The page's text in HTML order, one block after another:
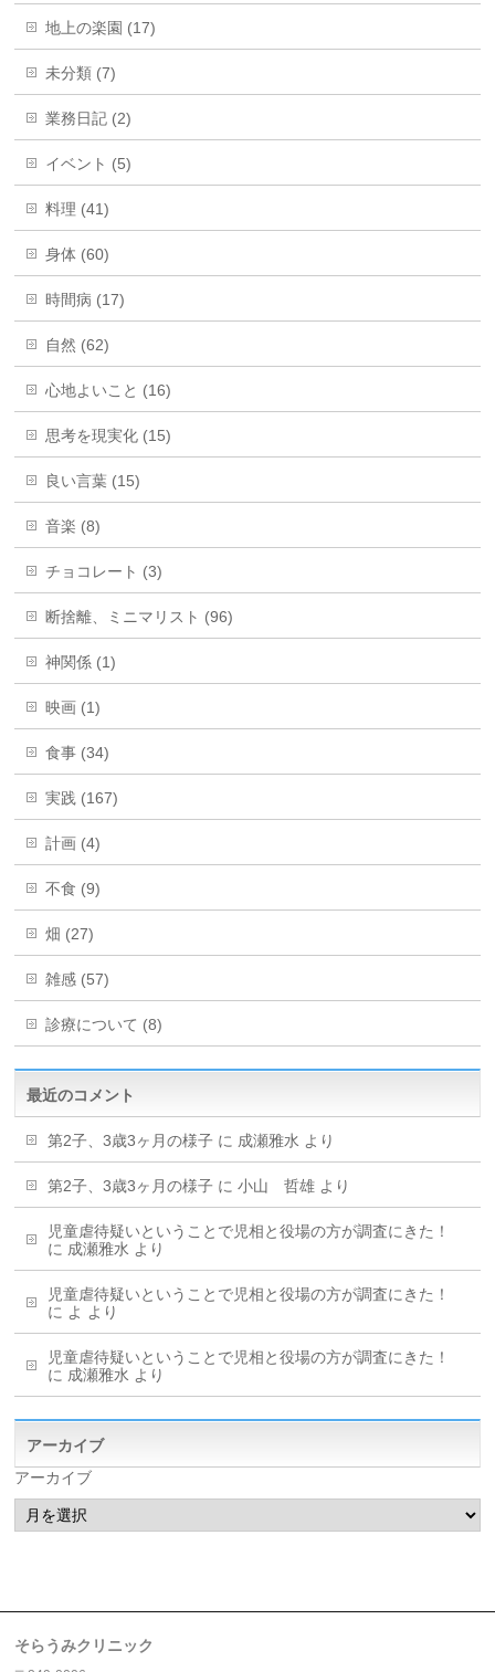
地上の楽園 (17)
未分類 (7)
業務日記 (2)
イベント (5)
料理 (41)
身体 (60)
時間病 (17)
自然 (62)
心地よいこと (16)
思考を現実化 (15)
良い言葉 (15)
音楽 (8)
チョコレート (3)
断捨離、ミニマリスト (96)
神関係 (1)
映画 (1)
食事 (34)
実践 (167)
計画 (4)
不食 (9)
畑 (27)
雑感 (57)
診療について (8)
最近のコメント
第2子、3歳3ヶ月の様子 に 成瀬雅水 より
第2子、3歳3ヶ月の様子 に小山 哲雄 より
児童虐待疑いということで児相と役場の方が調査にきた！
に 成瀬雅水 より
児童虐待疑いということで児相と役場の方が調査にきた！
に よ より
児童虐待疑いということで児相と役場の方が調査にきた！
に 成瀬雅水 より
アーカイブ
アーカイブ
そらうみクリニック